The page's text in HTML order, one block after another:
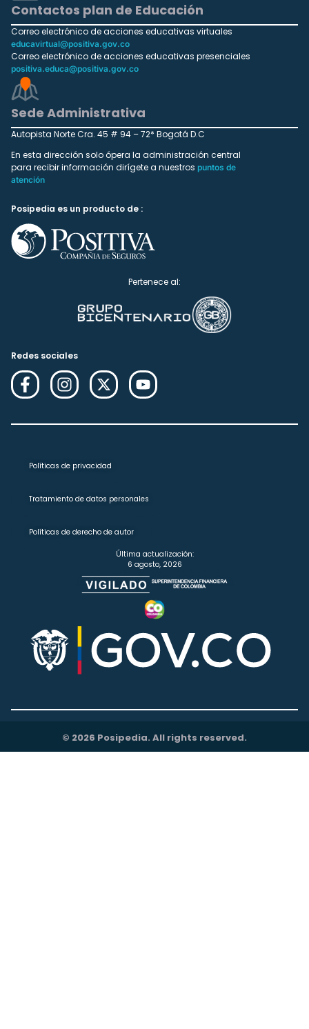
Contactos plan de Educación
Correo electrónico de acciones educativas virtuales
educavirtual@positiva.gov.co
Correo electrónico de acciones educativas presenciales
positiva.educa@positiva.gov.co
Sede Administrativa
Autopista Norte Cra. 45 # 94 – 72* Bogotá D.C
En esta dirección solo ópera la administración central
para recibir información dirígete a nuestros puntos de
atención
Posipedia es un producto de :
Pertenece al:
Redes sociales
Políticas de privacidad
Tratamiento de datos personales
Políticas de derecho de autor
Última actualización:
6 agosto, 2026
© 2026 Posipedia. All rights reserved.